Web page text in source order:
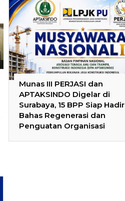
Munas III PERJASI dan
APTAKSINDO Digelar di
Surabaya, 15 BPP Siap Hadir
Bahas Regenerasi dan
Penguatan Organisasi